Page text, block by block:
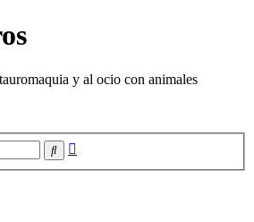
y al ocio con animales
Buscar